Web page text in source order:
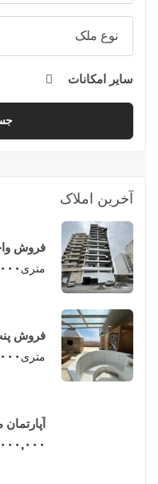
نوع ملک
سایر امکانات
آخرین املاک
دریا در
متری
چهاردهم
متری
فریدونکنار